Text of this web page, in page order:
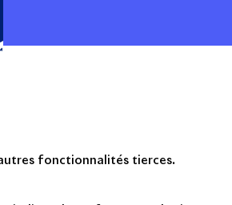
fonctionnalités tierces.